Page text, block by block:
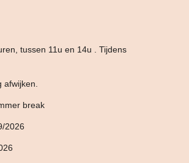
tussen 11u en 14u . Tijdens
break
2026